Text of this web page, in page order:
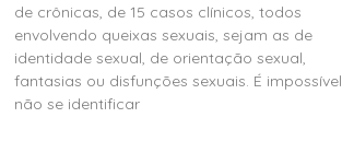
de crônicas, de 15 casos clínicos, todos
envolvendo queixas sexuais, sejam as de
identidade sexual, de orientação sexual,
fantasias ou disfunções sexuais. É impossível
não se identificar